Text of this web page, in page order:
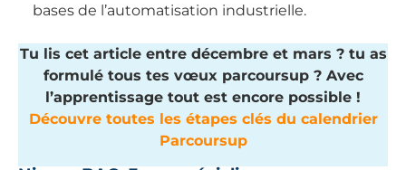
bases de l’automatisation industrielle.
Tu lis cet article entre décembre et mars ? tu as
formulé tous tes vœux parcoursup ? Avec
l’apprentissage tout est encore possible !
Découvre toutes les étapes clés du calendrier
Parcoursup